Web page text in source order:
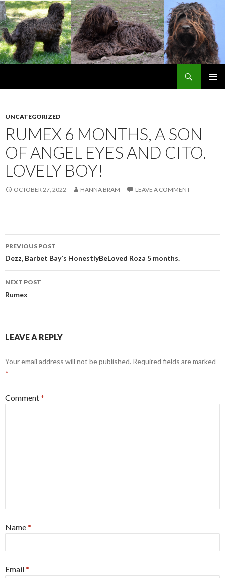
UNCATEGORIZED
RUMEX 6 MONTHS, A SON
OF ANGEL EYES AND CITO.
LOVELY BOY!
OCTOBER 27, 2022 HANNA BRAM LEAVE A COMMENT
Post
navigation
PREVIOUS POST
Dezz, Barbet Bay´s HonestlyBeLoved Roza 5 months.
NEXT POST
Rumex
LEAVE A REPLY
Your email address will not be published. Required fields are marked
*
Comment*
Name*
Email*